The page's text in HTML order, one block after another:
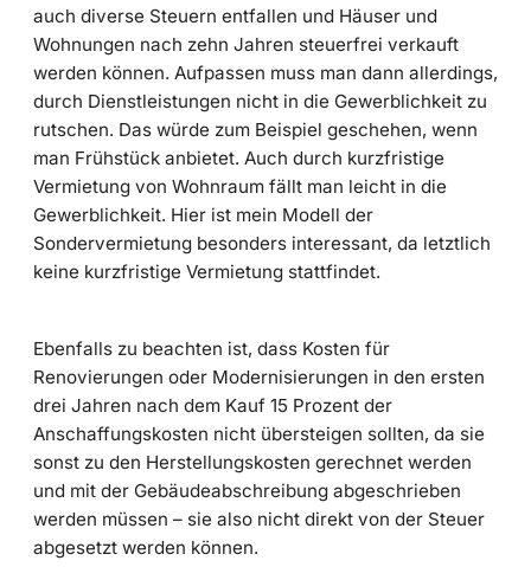
auch diverse Steuern entfallen und Häuser und
Wohnungen nach zehn Jahren steuerfrei verkauft
werden können. Aufpassen muss man dann allerdings,
durch Dienstleistungen nicht in die Gewerblichkeit zu
rutschen. Das würde zum Beispiel geschehen, wenn
man Frühstück anbietet. Auch durch kurzfristige
Vermietung von Wohnraum fällt man leicht in die
Gewerblichkeit. Hier ist mein Modell der
Sondervermietung besonders interessant, da letztlich
keine kurzfristige Vermietung stattfindet.
Ebenfalls zu beachten ist, dass Kosten für
Renovierungen oder Modernisierungen in den ersten
drei Jahren nach dem Kauf 15 Prozent der
Anschaffungskosten nicht übersteigen sollten, da sie
sonst zu den Herstellungskosten gerechnet werden
und mit der Gebäudeabschreibung abgeschrieben
werden müssen – sie also nicht direkt von der Steuer
abgesetzt werden können.